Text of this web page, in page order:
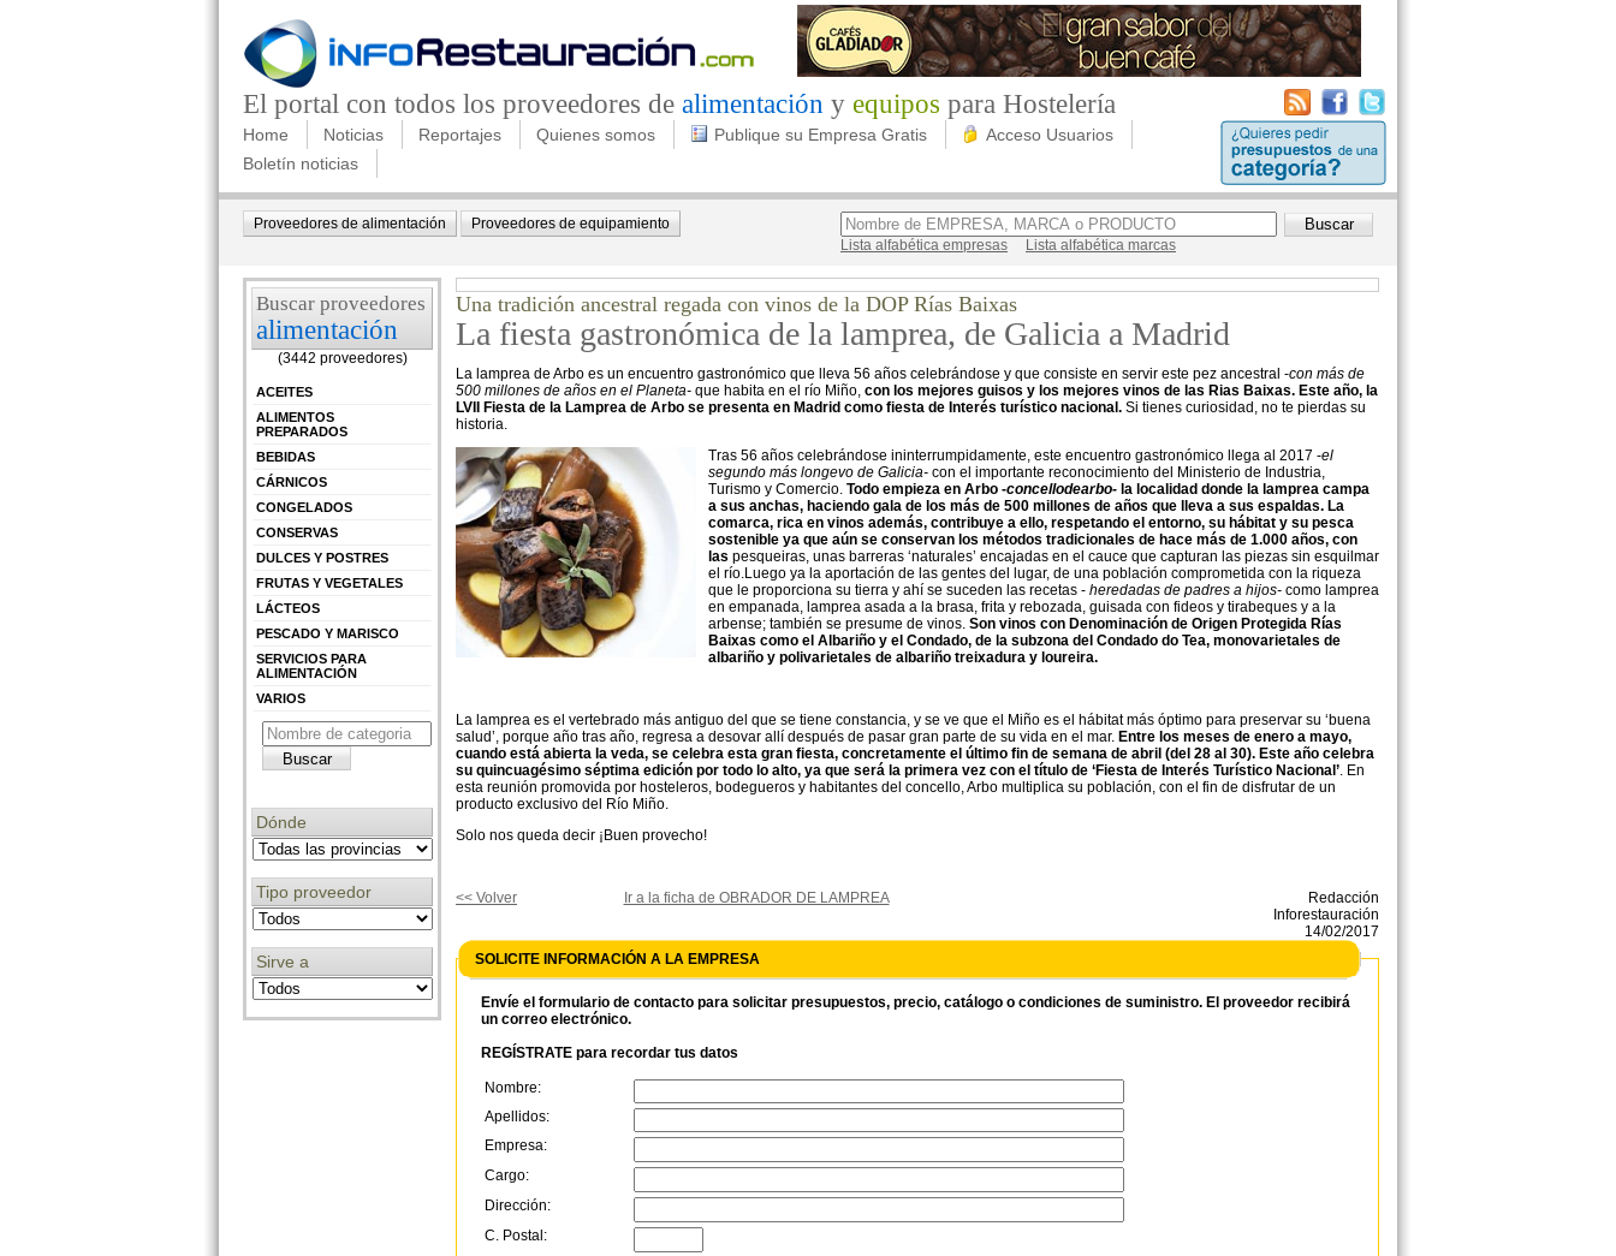
El portal con todos los proveedores de alimentación y equipos para Hostelería
Home Noticias Reportajes Quienes somos Publique su Empresa Gratis
Acceso Usuarios
Boletín noticias
Proveedores de alimentación
Proveedores de equipamiento
Lista alfabética empresas
Lista alfabética marcas
Buscar proveedores
alimentación
(3442 proveedores)
ACEITES
ALIMENTOS
PREPARADOS
BEBIDAS
CÁRNICOS
CONGELADOS
CONSERVAS
DULCES Y POSTRES
FRUTAS Y VEGETALES
LÁCTEOS
PESCADO Y MARISCO
SERVICIOS PARA
ALIMENTACIÓN
VARIOS
Dónde
Tipo proveedor
Sirve a
Una tradición ancestral regada con vinos de la DOP Rías Baixas
La fiesta gastronómica de la lamprea, de Galicia a Madrid
La lamprea de Arbo es un encuentro gastronómico que lleva 56 años celebrándose y que consiste en servir este pez ancestral -con más de
500 millones de años en el Planeta- que habita en el río Miño, con los mejores guisos y los mejores vinos de las Rias Baixas. Este año, la
LVII Fiesta de la Lamprea de Arbo se presenta en Madrid como fiesta de Interés turístico nacional. Si tienes curiosidad, no te pierdas su
historia.
Tras 56 años celebrándose ininterrumpidamente, este encuentro gastronómico llega al 2017 -el
segundo más longevo de Galicia- con el importante reconocimiento del Ministerio de Industria,
Turismo y Comercio. Todo empieza en Arbo -concellodearbo- la localidad donde la lamprea campa
a sus anchas, haciendo gala de los más de 500 millones de años que lleva a sus espaldas. La
comarca, rica en vinos además, contribuye a ello, respetando el entorno, su hábitat y su pesca
sostenible ya que aún se conservan los métodos tradicionales de hace más de 1.000 años, con
las pesqueiras, unas barreras ‘naturales’ encajadas en el cauce que capturan las piezas sin esquilmar
el río.Luego ya la aportación de las gentes del lugar, de una población comprometida con la riqueza
que le proporciona su tierra y ahí se suceden las recetas - heredadas de padres a hijos- como lamprea
en empanada, lamprea asada a la brasa, frita y rebozada, guisada con fideos y tirabeques y a la
arbense; también se presume de vinos. Son vinos con Denominación de Origen Protegida Rías
Baixas como el Albariño y el Condado, de la subzona del Condado do Tea, monovarietales de
albariño y polivarietales de albariño treixadura y loureira.
La lamprea es el vertebrado más antiguo del que se tiene constancia, y se ve que el Miño es el hábitat más óptimo para preservar su ‘buena
salud’, porque año tras año, regresa a desovar allí después de pasar gran parte de su vida en el mar. Entre los meses de enero a mayo,
cuando está abierta la veda, se celebra esta gran fiesta, concretamente el último fin de semana de abril (del 28 al 30). Este año celebra
su quincuagésimo séptima edición por todo lo alto, ya que será la primera vez con el título de ‘Fiesta de Interés Turístico Nacional’. En
esta reunión promovida por hosteleros, bodegueros y habitantes del concello, Arbo multiplica su población, con el fin de disfrutar de un
producto exclusivo del Río Miño.
Solo nos queda decir ¡Buen provecho!
<< Volver Ir a la ficha de OBRADOR DE LAMPREA
Redacción
Inforestauración
14/02/2017
SOLICITE INFORMACIÓN A LA EMPRESA
Envíe el formulario de contacto para solicitar presupuestos, precio, catálogo o condiciones de suministro. El proveedor recibirá
un correo electrónico.
REGÍSTRATE para recordar tus datos
Nombre:
Apellidos:
Empresa:
Cargo:
Dirección:
C. Postal: